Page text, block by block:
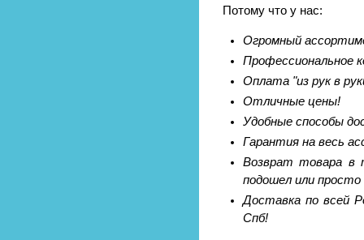
Потому что у нас:
Огромный
Профессиональное
Оплата "из рук в
Отличные цены!
Удобные способы
Гарантия на весь
Возврат товара в
подошел или просто
Доставка по всей
Спб!